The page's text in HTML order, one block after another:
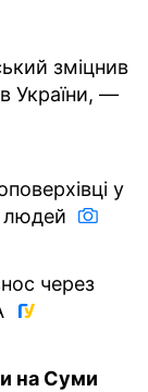
зміцнив
України, —
у
людей
через
на Суми